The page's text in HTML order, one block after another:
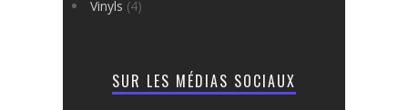
Vinyls (4)
SUR LES MÉDIAS SOCIAUX